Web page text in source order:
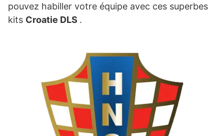
pouvez habiller votre équipe avec ces superbes
kits Croatie DLS .